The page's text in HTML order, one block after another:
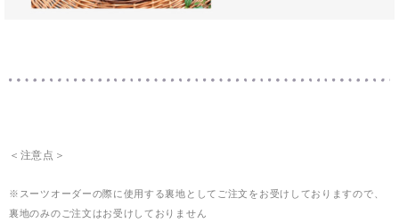
＜注意点＞
※スーツオーダーの際に使用する裏地としてご注文をお受けしておりますので、
裏地のみのご注文はお受けしておりません